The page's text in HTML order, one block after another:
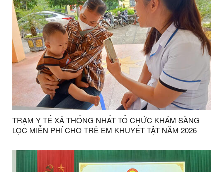
TRẠM Y TẾ XÃ THỐNG NHẤT TỔ CHỨC KHÁM SÀNG
LỌC MIỄN PHÍ CHO TRẺ EM KHUYẾT TẬT NĂM 2026